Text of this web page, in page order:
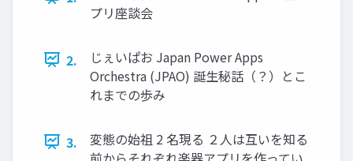
プリ座談会
2.
じぇいぱお Japan Power Apps
Orchestra (JPAO) 誕生秘話（？）とこ
れまでの歩み
3.
変態の始祖 2 名現る ２人は互いを知る